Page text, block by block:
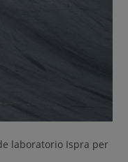
laboratorio Ispra per